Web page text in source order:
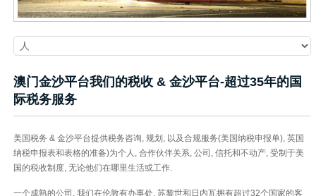
澳门金沙平台我们的税收 & 金沙平台-超过35年的国
际税务服务
美国税务 & 金沙平台提供税务咨询, 规划, 以及合规服务(美国纳税申报单), 英国
纳税申报表和表格的准备)为个人, 合作伙伴关系, 公司, 信托和不动产, 受制于美
国的税收制度, 无论他们在哪里生活或工作.
一个成熟的公司, 我们在伦敦有办事处, 苏黎世和日内瓦拥有超过32个国家的客